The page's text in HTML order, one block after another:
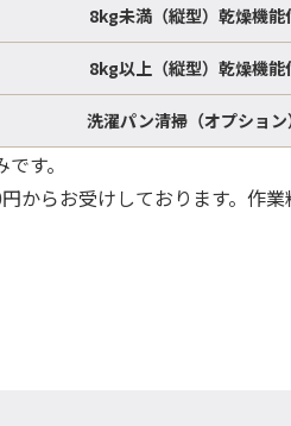
8kg未満（縦型）乾燥機能
8kg以上（縦型）乾燥機能
洗濯パン清掃（オプション
す。
からお受けしております。作